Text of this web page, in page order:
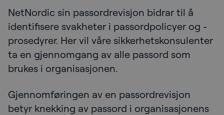
NetNordic sin passordrevisjon bidrar til å
identifisere svakheter i passordpolicyer og -
prosedyrer. Her vil våre sikkerhetskonsulenter
ta en gjennomgang av alle passord som
brukes i organisasjonen.
Gjennomføringen av en passordrevisjon
betyr knekking av passord i organisasjonens